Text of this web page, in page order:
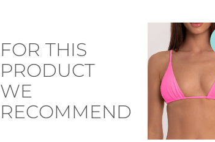
FOR THIS
PRODUCT
WE
RECOMMEND